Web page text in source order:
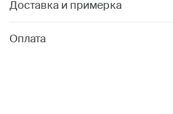
Доставка и примерка
Оплата